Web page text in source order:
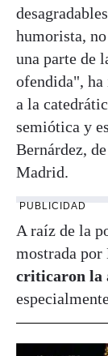
humorista,
una parte de
ofendida",
a la
semiótica y
Bernárdez,
Madrid.
PUBLICIDAD
A raíz de la
mostrada por
criticaron la